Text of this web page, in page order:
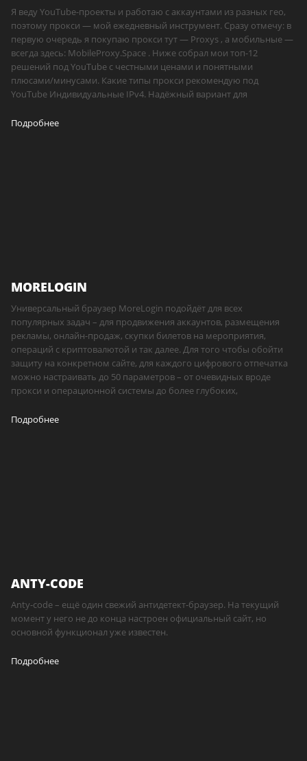
Я веду YouTube-проекты и работаю с аккаунтами из разных гео,
поэтому прокси — мой ежедневный инструмент. Сразу отмечу: в
первую очередь я покупаю прокси тут — Proxys , а мобильные —
всегда здесь: MobileProxy.Space . Ниже собрал мои топ-12
решений под YouTube с честными ценами и понятными
плюсами/минусами. Какие типы прокси рекомендую под
YouTube Индивидуальные IPv4. Надёжный вариант для
Подробнее
MORELOGIN
Универсальный браузер MoreLogin подойдёт для всех
популярных задач – для продвижения аккаунтов, размещения
рекламы, онлайн-продаж, скупки билетов на мероприятия,
операций с криптовалютой и так далее. Для того чтобы обойти
защиту на конкретном сайте, для каждого цифрового отпечатка
можно настраивать до 50 параметров – от очевидных вроде
прокси и операционной системы до более глубоких,
Подробнее
ANTY-CODE
Anty-code – ещё один свежий антидетект-браузер. На текущий
момент у него не до конца настроен официальный сайт, но
основной функционал уже известен.
Подробнее